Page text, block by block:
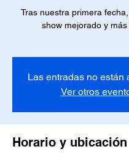
Tras nuestra primera
show mejorado y más
Las entradas no están
Ver otros
Horario y ubicación